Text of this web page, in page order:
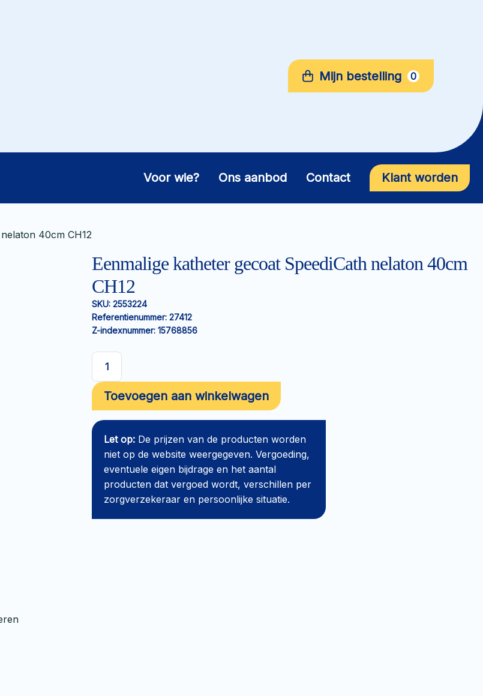
Mijn bestelling 0
Voor wie? Ons aanbod Contact Klant worden
40cm CH12
Eenmalige katheter gecoat SpeediCath nelaton 40cm
CH12
SKU: 2553224
Referentienummer: 27412
Z-indexnummer: 15768856
Eenmalige
katheter
gecoat
SpeediCath
nelaton
40cm
Toevoegen aan winkelwagen
Let op: De prijzen van de producten worden
niet op de website weergegeven. Vergoeding,
eventuele eigen bijdrage en het aantal
producten dat vergoed wordt, verschillen per
zorgverzekeraar en persoonlijke situatie.